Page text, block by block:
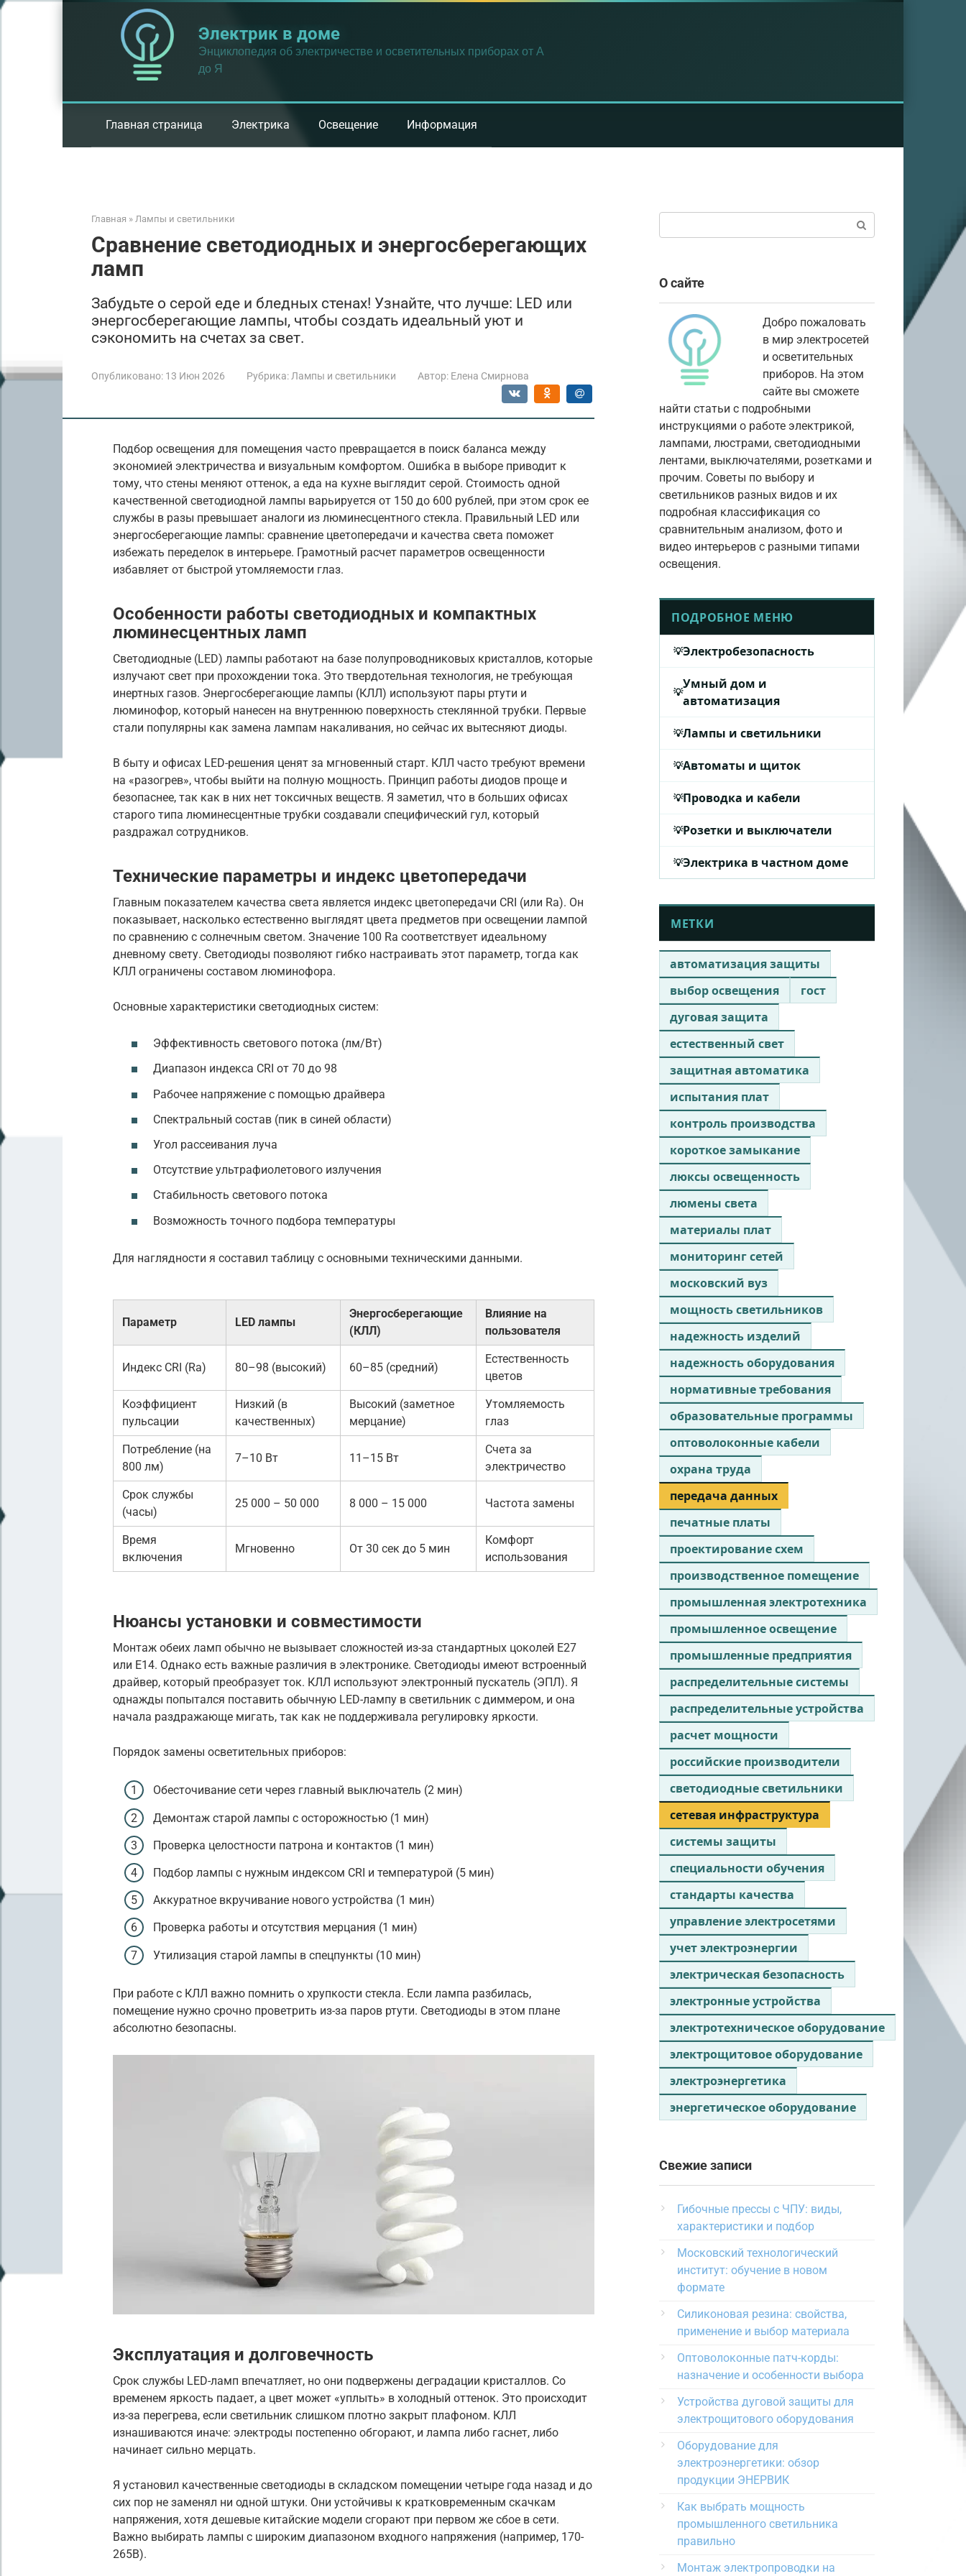
Перейти
Электрик в доме
Энциклопедия об электричестве и осветительных приборах от А
до Я
Главная страница Электрика Освещение Информация
Главная » Лампы и светильники
Сравнение светодиодных и энергосберегающих
ламп
Забудьте о серой еде и бледных стенах! Узнайте, что лучше: LED или
энергосберегающие лампы, чтобы создать идеальный уют и
сэкономить на счетах за свет.
Опубликовано: 13 Июн 2026 Рубрика: Лампы и светильники Автор: Елена Смирнова
Подбор освещения для помещения часто превращается в поиск баланса между
экономией электричества и визуальным комфортом. Ошибка в выборе приводит к
тому, что стены меняют оттенок, а еда на кухне выглядит серой. Стоимость одной
качественной светодиодной лампы варьируется от 150 до 600 рублей, при этом срок ее
службы в разы превышает аналоги из люминесцентного стекла. Правильный LED или
энергосберегающие лампы: сравнение цветопередачи и качества света поможет
избежать переделок в интерьере. Грамотный расчет параметров освещенности
избавляет от быстрой утомляемости глаз.
Особенности работы светодиодных и компактных
люминесцентных ламп
Светодиодные (LED) лампы работают на базе полупроводниковых кристаллов, которые
излучают свет при прохождении тока. Это твердотельная технология, не требующая
инертных газов. Энергосберегающие лампы (КЛЛ) используют пары ртути и
люминофор, который нанесен на внутреннюю поверхность стеклянной трубки. Первые
стали популярны как замена лампам накаливания, но сейчас их вытесняют диоды.
В быту и офисах LED-решения ценят за мгновенный старт. КЛЛ часто требуют времени
на «разогрев», чтобы выйти на полную мощность. Принцип работы диодов проще и
безопаснее, так как в них нет токсичных веществ. Я заметил, что в больших офисах
старого типа люминесцентные трубки создавали специфический гул, который
раздражал сотрудников.
Технические параметры и индекс цветопередачи
Главным показателем качества света является индекс цветопередачи CRI (или Ra). Он
показывает, насколько естественно выглядят цвета предметов при освещении лампой
по сравнению с солнечным светом. Значение 100 Ra соответствует идеальному
дневному свету. Светодиоды позволяют гибко настраивать этот параметр, тогда как
КЛЛ ограничены составом люминофора.
Основные характеристики светодиодных систем:
Эффективность светового потока (лм/Вт)
Диапазон индекса CRI от 70 до 98
Рабочее напряжение с помощью драйвера
Спектральный состав (пик в синей области)
Угол рассеивания луча
Отсутствие ультрафиолетового излучения
Стабильность светового потока
Возможность точного подбора температуры
Для наглядности я составил таблицу с основными техническими данными.
Параметр LED лампы
Энергосберегающие
(КЛЛ)
Влияние на
пользователя
Индекс CRI (Ra) 80–98 (высокий) 60–85 (средний)
Естественность
цветов
Коэффициент
пульсации
Низкий (в
качественных)
Высокий (заметное
мерцание)
Утомляемость
глаз
Потребление (на
800 лм)
7–10 Вт 11–15 Вт
Счета за
электричество
Срок службы
(часы)
25 000 – 50 000 8 000 – 15 000 Частота замены
Время
включения
Мгновенно От 30 сек до 5 мин
Комфорт
использования
Нюансы установки и совместимости
Монтаж обеих ламп обычно не вызывает сложностей из-за стандартных цоколей E27
или E14. Однако есть важные различия в электронике. Светодиоды имеют встроенный
драйвер, который преобразует ток. КЛЛ используют электронный пускатель (ЭПЛ). Я
однажды попытался поставить обычную LED-лампу в светильник с диммером, и она
начала раздражающе мигать, так как не поддерживала регулировку яркости.
Порядок замены осветительных приборов:
Обесточивание сети через главный выключатель (2 мин)
Демонтаж старой лампы с осторожностью (1 мин)
Проверка целостности патрона и контактов (1 мин)
Подбор лампы с нужным индексом CRI и температурой (5 мин)
Аккуратное вкручивание нового устройства (1 мин)
Проверка работы и отсутствия мерцания (1 мин)
Утилизация старой лампы в спецпункты (10 мин)
При работе с КЛЛ важно помнить о хрупкости стекла. Если лампа разбилась,
помещение нужно срочно проветрить из-за паров ртути. Светодиоды в этом плане
абсолютно безопасны.
Эксплуатация и долговечность
Срок службы LED-ламп впечатляет, но они подвержены деградации кристаллов. Со
временем яркость падает, а цвет может «уплыть» в холодный оттенок. Это происходит
из-за перегрева, если светильник слишком плотно закрыт плафоном. КЛЛ
изнашиваются иначе: электроды постепенно обгорают, и лампа либо гаснет, либо
начинает сильно мерцать.
Я установил качественные светодиоды в складском помещении четыре года назад и до
сих пор не заменял ни одной штуки. Они устойчивы к кратковременным скачкам
напряжения, хотя дешевые китайские модели сгорают при первом же сбое в сети.
Важно выбирать лампы с широким диапазоном входного напряжения (например, 170-
265В).
О сайте
Добро пожаловать
в мир электросетей
и осветительных
приборов. На этом
сайте вы сможете
найти статьи с подробными
инструкциями о работе электрикой,
лампами, люстрами, светодиодными
лентами, выключателями, розетками и
прочим. Советы по выбору и
светильников разных видов и их
подробная классификация со
сравнительным анализом, фото и
видео интерьеров с разными типами
освещения.
ПОДРОБНОЕ МЕНЮ
Электробезопасность
Умный дом и
автоматизация
Лампы и светильники
Автоматы и щиток
Проводка и кабели
Розетки и выключатели
Электрика в частном доме
МЕТКИ
автоматизация защиты
выбор освещения
гост
дуговая защита
естественный свет
защитная автоматика
испытания плат
контроль производства
короткое замыкание
люксы освещенность
люмены света
материалы плат
мониторинг сетей
московский вуз
мощность светильников
надежность изделий
надежность оборудования
нормативные требования
образовательные программы
оптоволоконные кабели
охрана труда
передача данных
печатные платы
проектирование схем
производственное помещение
промышленная электротехника
промышленное освещение
промышленные предприятия
распределительные системы
распределительные устройства
расчет мощности
российские производители
светодиодные светильники
сетевая инфраструктура
системы защиты
специальности обучения
стандарты качества
управление электросетями
учет электроэнергии
электрическая безопасность
электронные устройства
электротехническое оборудование
электрощитовое оборудование
электроэнергетика
энергетическое оборудование
Свежие записи
Гибочные прессы с ЧПУ: виды,
характеристики и подбор
Московский технологический
институт: обучение в новом
формате
Силиконовая резина: свойства,
применение и выбор материала
Оптоволоконные патч-корды:
назначение и особенности выбора
Устройства дуговой защиты для
электрощитового оборудования
Оборудование для
электроэнергетики: обзор
продукции ЭНЕРВИК
Как выбрать мощность
промышленного светильника
правильно
Монтаж электропроводки на